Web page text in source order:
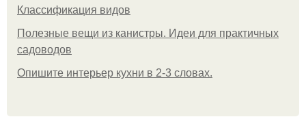
Классификация видов
Полезные вещи из канистры. Идеи для практичных
садоводов
Опишите интерьер кухни в 2-3 словах.